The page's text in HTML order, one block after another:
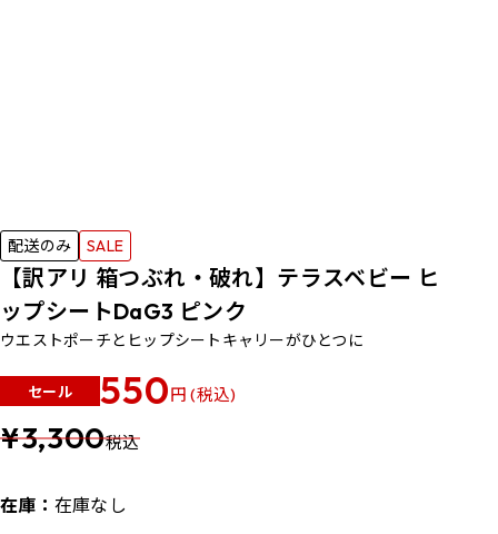
配送のみ SALE
【訳アリ 箱つぶれ・破れ】テラスベビー ヒ
ップシートDaG3 ピンク
ウエストポーチとヒップシートキャリーがひとつに
セール 550円 (税込)
¥3,300税込
在庫： 在庫なし